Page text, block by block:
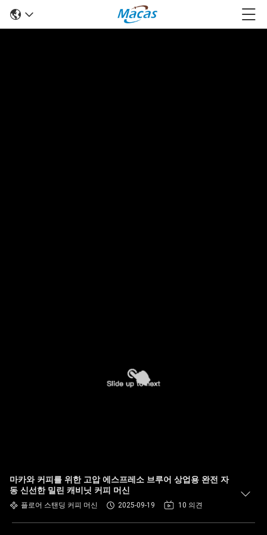
마카와 커피를 위한 고압 에스프레소 브루어 상업용 완전 자
동 신선한 밀린 캐비닛 커피 머신
플로어 스탠딩 커피 머신 2025-09-19 10 의견